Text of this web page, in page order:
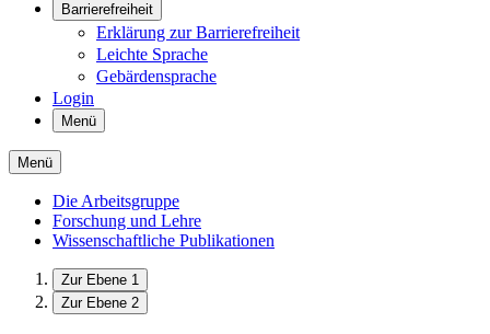
Barrierefreiheit
Erklärung zur Barrierefreiheit
Leichte Sprache
Gebärdensprache
Login
Menü
Menü
Die Arbeitsgruppe
Forschung und Lehre
Wissenschaftliche Publikationen
Zur Ebene 1
Zur Ebene 2